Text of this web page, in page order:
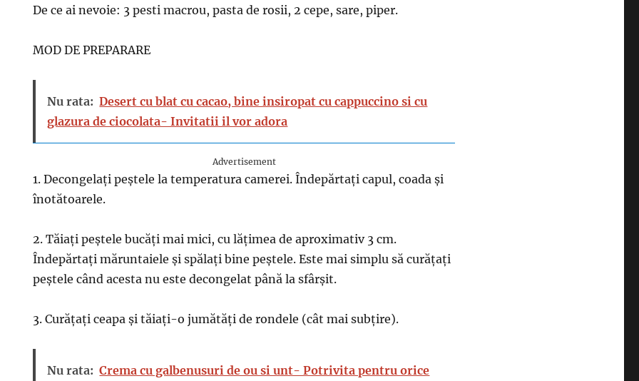
De ce ai nevoie: 3 pesti macrou, pasta de rosii, 2 cepe, sare, piper.
MOD DE PREPARARE
Nu rata: Desert cu blat cu cacao, bine insiropat cu cappuccino si cu
glazura de ciocolata- Invitatii il vor adora
Advertisement
1. Decongelați peștele la temperatura camerei. Îndepărtați capul, coada și
înotătoarele.
2. Tăiați peștele bucăți mai mici, cu lățimea de aproximativ 3 cm.
Îndepărtați măruntaiele și spălați bine peștele. Este mai simplu să curățați
peștele când acesta nu este decongelat până la sfârșit.
3. Curățați ceapa și tăiați-o jumătăți de rondele (cât mai subțire).
Nu rata: Crema cu galbenusuri de ou si unt- Potrivita pentru orice